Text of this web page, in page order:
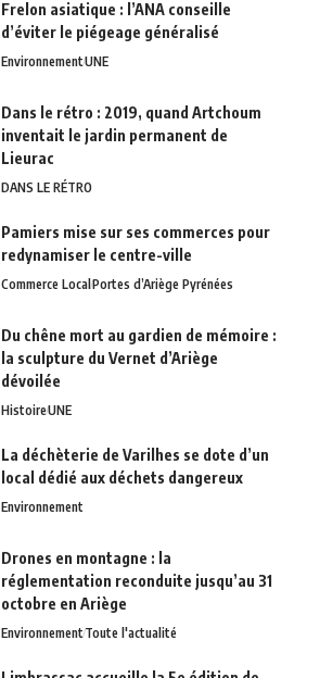
Frelon asiatique : l’ANA conseille
d’éviter le piégeage généralisé
EnvironnementUNE
Dans le rétro : 2019, quand Artchoum
inventait le jardin permanent de
Lieurac
DANS LE RÉTRO
Pamiers mise sur ses commerces pour
redynamiser le centre-ville
Commerce LocalPortes d’Ariège Pyrénées
Du chêne mort au gardien de mémoire :
la sculpture du Vernet d’Ariège
dévoilée
HistoireUNE
La déchèterie de Varilhes se dote d’un
local dédié aux déchets dangereux
Environnement
Drones en montagne : la
réglementation reconduite jusqu’au 31
octobre en Ariège
EnvironnementToute l'actualité